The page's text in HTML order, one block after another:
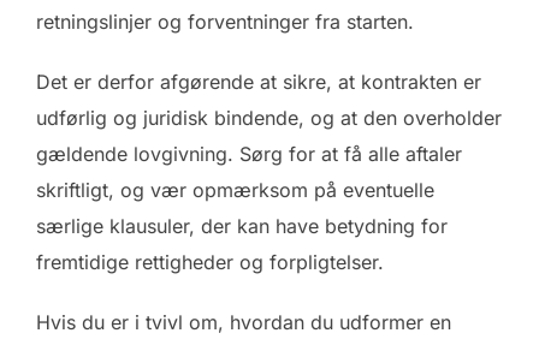
retningslinjer og forventninger fra starten.
Det er derfor afgørende at sikre, at kontrakten er
udførlig og juridisk bindende, og at den overholder
gældende lovgivning. Sørg for at få alle aftaler
skriftligt, og vær opmærksom på eventuelle
særlige klausuler, der kan have betydning for
fremtidige rettigheder og forpligtelser.
Hvis du er i tvivl om, hvordan du udformer en